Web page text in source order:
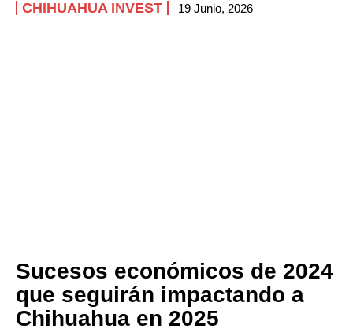
CHIHUAHUA INVEST 19 Junio, 2026
Sucesos económicos de 2024
que seguirán impactando a
Chihuahua en 2025